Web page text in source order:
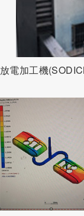
放電加工機